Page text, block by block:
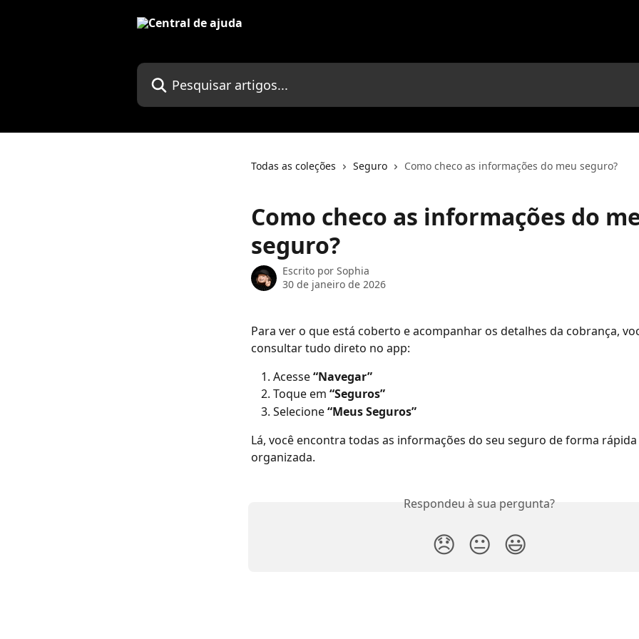
Pesquisar artigos...
Todas as coleções Seguro Como checo as informações do meu seguro?
Como checo as informações do
seguro?
Escrito por Sophia
30 de janeiro de 2026
Para ver o que está coberto e acompanhar os detalhes da cobrança,
consultar tudo direto no app:
Acesse “Navegar”
Toque em “Seguros”
Selecione “Meus Seguros”
Lá, você encontra todas as informações do seu seguro de forma
organizada.
Respondeu à sua pergunta?
😞 😐 😃